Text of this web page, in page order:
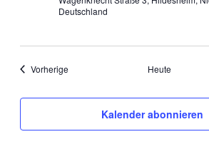
Deutschland
VorherigeVeranstaltungen Heute
Kalender abonnieren